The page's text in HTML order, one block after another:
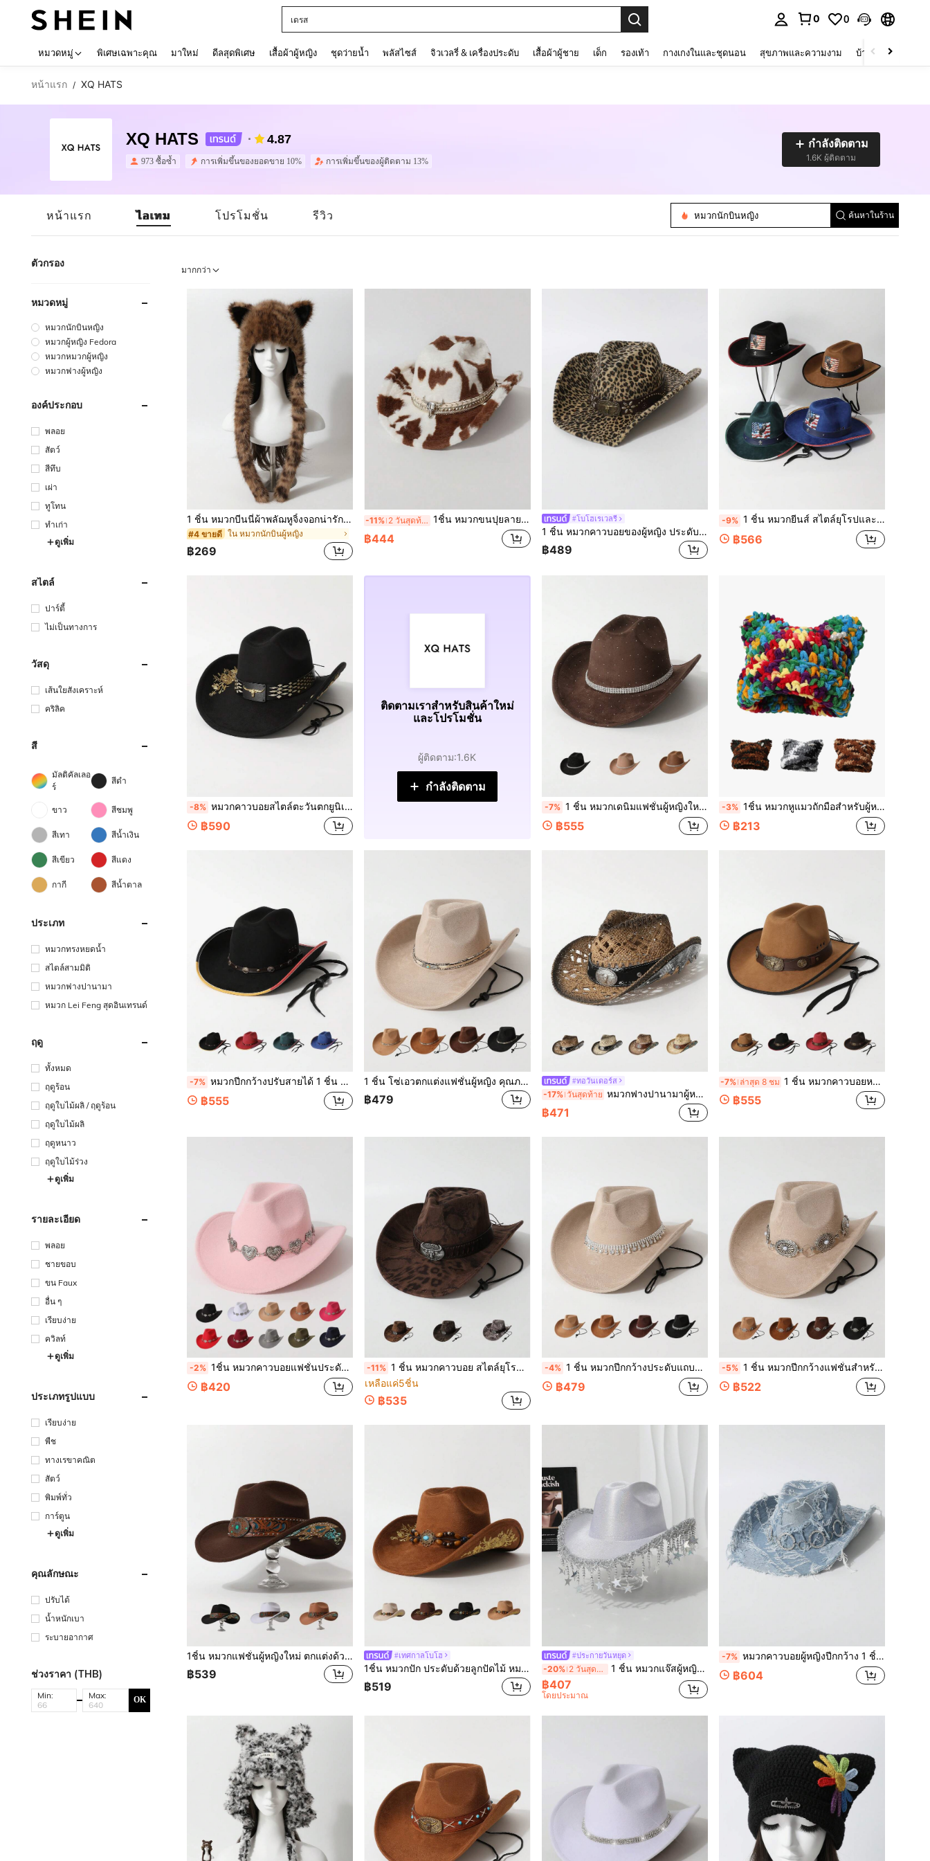
เด็กโต
0 0
หมวดหมู่ พิเศษเฉพาะคุณ มาใหม่ ดีลสุดพิเศษ เสื้อผ้าผู้หญิง ชุดว่ายน้ำ พลัสไซส์ จิวเวลรี่ & เครื่องประดับ เสื้อผ้าผู้ชาย เด็ก รองเท้า กางเกงในและชุดนอน สุขภาพและความงาม บ้านและที่อยู่อาศัย
หน้าแรก / XQ HATS
XQ HATS 4.87
973 ซื้อซ้ำ การเพิ่มขึ้นของยอดขาย 10% การเพิ่มขึ้นของผู้ติดตาม 13%
กำลังติดตาม
1.6K ผู้ติดตาม
หน้าแรก ไอเทม โปรโมชั่น รีวิว หมวกนักบินหญิง ค้นหาในร้าน
ตัวกรอง
หมวดหมู่
หมวกนักบินหญิง
หมวกผู้หญิง Fedora
หมวกหมวกผู้หญิง
หมวกฟางผู้หญิง
องค์ประกอบ
พลอย
สัตว์
สีทึบ
เผ่า
ทูโทน
ทำเก่า
ดูเพิ่ม
สไตล์
ปาร์ตี้
ไม่เป็นทางการ
วัสดุ
เส้นใยสังเคราะห์
คริลิค
สี
มัลติคัลเลอ
ร์
สีดำ
ขาว สีชมพู
สีเทา สีน้ำเงิน
สีเขียว สีแดง
กากี สีน้ำตาล
ประเภท
หมวกทรงหยดน้ำ
สไตล์สามมิติ
หมวกฟางปานามา
หมวก Lei Feng สุดอินเทรนด์
ฤดู
ทั้งหมด
ฤดูร้อน
ฤดูใบไม้ผลิ / ฤดูร้อน
ฤดูใบไม้ผลิ
ฤดูหนาว
ฤดูใบไม้ร่วง
ดูเพิ่ม
รายละเอียด
พลอย
ชายขอบ
ขน Faux
อื่น ๆ
เรียบง่าย
ควิลท์
ดูเพิ่ม
ประเภทรูปแบบ
เรียบง่าย
พืช
ทางเรขาคณิต
สัตว์
พิมพ์ทั่ว
การ์ตูน
ดูเพิ่ม
คุณลักษณะ
ปรับได้
น้ำหนักเบา
ระบายอากาศ
ช่วงราคา (THB)
Min: Max: OK
มากกว่า
1 ชิ้น หมวกบีนนี่ผ้าพลัฌหูจิ้งจอกน่ารักทำจากขนสัตว์เทียมสไตล์อนิเมะที่ไม่เหมือนใครสำหรับผู้หญิงฤดูใบไม้ร่วง/ฤดูหนาว, หมวกกันลมให้ความอบอุ่น
#4 ขายดี ใน หมวกนักบินผู้หญิง
฿269
-11% 2 วันสุดท้าย 1ชิ้น หมวกขนปุยลายวัวพิมพ์ลายหนังเทียม ยูนิเซกส์, แฟชั่นขนเฟอร์เทียมฤดูใบไม้ร่วง/ฤดูหนาว หมวกคาวบอยตะวันตกเรียบง่ายอเนกประสงค์ใหม่, เหมาะสำหรับสวมใส่ในชีวิตประจำวัน, ปาร์ตี้, กิจกรรมธีมตะวันตก, งานสังสรรค์, คอสเพลย์, พิธีสำเร็จการศึกษา, งานเลี้ยงสวมหน้ากาก, เทศกาล, งานเลี้ยงวันเกิด, คอนเสิร์ต (เข็มขัดหัววัวถอดออกได้)
฿444
#โบโฮเรเวลรี
1 ชิ้น หมวกคาวบอยของผู้หญิง ประดับลายเสือดาว พื้นหนังเทียม หมวกแจ๊สที่มีความแฟชั่นและอเนกประสงค์ เหมาะสำหรับการแต่งตัวประจำวัน งานตะวันตก งานปาร์ตี้ คอนเสิร์ต ร้านเลานจ์ ฤดูใบไม้ผลิ/ใบไม้ร่วง
฿489
-9% 1 ชิ้น หมวกยีนส์ สไตล์ยุโรปและอเมริกันใหม่ที่ทันสมัยพร้อมตกแต่งเข็มขัดพิมพ์, หมวกกันแดดวัสดุหนังกลับคุณภาพสูงรูปทรงวินเทจตะวันตก ระบายอากาศได้, หมวกปีกกว้างปรับได้ด้วยเชือกที่ทันสมัยและน่าสนใจ, เหมาะสำหรับงานปาร์ตี้, งานธีมตะวันตก, การรวมตัว, การแสดงบทบาท, พิธีรับปริญญา, งานปาร์ตี้ชุด, วันหยุด, งานฉลองวันเกิด, เทศกาลดนตรี, การเดินทาง, การเดินป่า
฿566
-8% หมวกคาวบอยสไตล์ตะวันตกยูนิเซ็กซ์ 1 ชิ้น หนังปักลายหัววัว สไตล์ยุโรปและอเมริกันยอดนิยม แฟชั่นมินิมอลอเนกประสงค์ ทรงแจ๊ส เหมาะสำหรับใส่ประจำวัน งานวันเกิด งานสังสรรค์ อีเวนต์ธีมตะวันตก และเทศกาลดนตรี
฿590
ติดตามเราสำหรับสินค้าใหม่
และโปรโมชั่น
ผู้ติดตาม:1.6K
กำลังติดตาม
-7% 1 ชิ้น หมวกเดนิมแฟชั่นผู้หญิงใหม่ ประดับโซ่เพชรพลอยรูปดาว, หมวกกันแดดวัสดุหนังกลับคุณภาพสูงทรงวินเทจตะวันตก, หมวกปีกกว้างแฟชั่นส่วนตัวเท่แปลกใหม่น่าสนใจ, เหมาะสำหรับงานปาร์ตี้, งานธีมตะวันตก, การรวมตัว, การแสดงบทบาท, พิธีจบการศึกษา, งานปาร์ตี้ชุด, เทศกาล, งานฉลองวันเกิด, เทศกาลดนตรี, การเดินทาง, การเดินป่า
฿555
-3% 1ชิ้น หมวกหูแมวถักมือสำหรับผู้หญิง หมวกบีนนี่สีบล็อกหนา พร้อมเข็มกลัดมุกและ พลอยเทียม ที่ถอดได้ แฟชั่นอเนกประสงค์สำหรับฤดูใบไม้ร่วงและฤดูหนาว
฿213
-7% หมวกปีกกว้างปรับสายได้ 1 ชิ้น ยูนิเซ็กซ์ แฟชั่นใหม่ แต่งหมุด เจาะรู ระบายอากาศได้ ผ้าเดนิม ทรงคาวบอยวินเทจ วัสดุหนังกลับเกรดพรีเมียม กันลม เหมาะสำหรับปาร์ตี้ งานธีมคาวบอย งานสังสรรค์ คอสเพลย์ พิธีรับปริญญา ปาร์ตี้แฟนซี เทศกาล ฉลองวันเกิด เทศกาลดนตรี และใส่เดินทางเดินป่า
฿555
1 ชิ้น โซ่เอวตกแต่งแฟชั่นผู้หญิง คุณภาพสูง สไตล์คาวบอย ยุโรปและอเมริกันตะวันตก หมวกเฟโดราแฟชั่นมินิมอล ยูนิเซ็กซ์ เหมาะสำหรับใส่ประจำวัน งานปาร์ตี้ งานธีมตะวันตก งานรวมตัว คอสเพลย์ พิธีรับปริญญา งานเต้นรำหน้ากาก เทศกาล งานฉลองวันเกิด เทศกาลดนตรี การเดินป่า
฿479
#ทอวันเดอร์ส
-17% วันสุดท้าย หมวกฟางปานามาผู้หญิง 1 ชิ้น แต่งขอบด้วยหนังวัวและแพตช์ งานแฮนด์เมดถัก สำหรับฤดูใบไม้ผลิ/ฤดูร้อน สไตล์เฟโดราตะวันตกแบบยุโรปและอเมริกัน หมวกกันแดดแฟชั่นอเนกประสงค์ หมวกขี่ม้า เหมาะสำหรับใส่ประจำวัน เที่ยวชายหาด ไปต่างประเทศ งานธีมคาวบอย เทศกาลดนตรี และฟุตบอลโลก
฿471
-7% ล่าสุด 8 ชม 1 ชิ้น หมวกคาวบอยหนังวัวแฟชั่นยูนิเซ็กซ์ ระบายอากาศได้ เจาะรู รูปทรงวินเทจตะวันตก วัสดุหนังกลับคุณภาพสูง กันลม เชือกปรับได้ หมวกกันแดดแฟชั่นส่วนตัว เท่ แปลกใหม่ น่าสนใจ ปีกกว้าง เหมาะสำหรับงานปาร์ตี้ งานธีมตะวันตก การรวมตัว การแสดงบทบาท พิธีรับปริญญา งานปาร์ตี้ชุด เทศกาล งานฉลองวันเกิด เทศกาลดนตรี การเดินทาง การเดินป่า
฿555
-2% 1ชิ้น หมวกคาวบอยแฟชั่นประดับโซ่รูปหัวใจสำหรับผู้หญิง, หมวกคาวบอยตะวันตกอเนกประสงค์สไตล์มินิมอล, เหมาะสำหรับกิจกรรมกลางแจ้ง, กันลม, บังแดด, การแสดงกลางแจ้งแฟชั่น, ปาร์ตี้, สไตล์มินิมอลอเนกประสงค์สำหรับทุกเพศ
฿420
-11% 1 ชิ้น หมวกคาวบอย สไตล์ยุโรปและอเมริกัน สำหรับผู้หญิง ลายเสือดาวเทียม หนังวัว เข็มขัดแฟชั่นส่วนตัว วินเทจ กันลม เชือก ปีกกว้าง หมวกแจ๊ส สไตล์มินิมอลที่หลากหลาย เหมาะสำหรับสวมใส่ประจำวัน งานปาร์ตี้ งานธีมตะวันตก การรวมตัว คอสเพลย์ พิธีรับปริญญา งานมาสเคอเรด เทศกาล งานฉลองวันเกิด คอนเสิร์ต
เหลือแค่5ชิ้น
฿535
-4% 1 ชิ้น หมวกปีกกว้างประดับแถบหมวก พลอยเทียม กันลมคุณภาพสูงสำหรับผู้หญิง, สไตล์คาวเกิร์ลตะวันตก, Fedora มินิมอลแฟชั่น, เหมาะสำหรับสวมใส่ในชีวิตประจำวัน, งานปาร์ตี้, กิจกรรมธีมตะวันตก, การสังสรรค์, คอสเพลย์, พิธีสำเร็จการศึกษา, งานเลี้ยงสวมหน้ากาก, วันหยุด, งานเลี้ยงวันเกิด, คอนเสิร์ต
฿479
-5% 1 ชิ้น หมวกปีกกว้างแฟชั่นสำหรับผู้หญิง ตกแต่งโซ่ คุณภาพสูง สไตล์คาวบอยตะวันตกแบบยุโรปและอเมริกา หมวกแจ๊สอเนกประสงค์มินิมอล เหมาะสำหรับใส่ในชีวิตประจำวัน, ปาร์ตี้, งานอีเวนต์ธีมตะวันตก, คอสเพลย์, เทศกาลดนตรี, ชายหาด, ท่องเที่ยว
฿522
1ชิ้น หมวกแฟชั่นผู้หญิงใหม่ ตกแต่งด้วยหมุดและปักขอบ, สไตล์คาวบอยตะวันตกยุโรปและอเมริกา, แจ๊ส, เหมาะสำหรับงานปาร์ตี้, งานธีมตะวันตก, การรวมตัว, คอสเพลย์, พิธีรับปริญญา, งานมาสเคอเรด, วันหยุด, การเฉลิมฉลองวันเกิด, เทศกาลดนตรี, การเดินทางและการเดินป่า, งานกีฬา
฿539
#เทศกาลโบโฮ
1ชิ้น หมวกปัก ประดับด้วยลูกปัดไม้ หมวกคาวบอยแบบมินิมอล ใช้ได้หลากหลาย สำหรับสวมใส่ประจำวัน งานวันเกิด งานสังสรรค์ งานธีมตะวันตก เทศกาลดนตรี
฿519
#ประกายวันหยุด
-20% 2 วันสุดท้าย 1 ชิ้น หมวกแจ๊สผู้หญิง ลูกปัดห้าแฉก มีพู่ พร้อมจี้กระพรวน, หมวกคาวบอย เหมาะสำหรับงานปาร์ตี้ งานแต่งงาน การแสดงเวที ใส่ได้ตลอดปี
฿407
โดยประมาณ
-7% หมวกคาวบอยผู้หญิงปีกกว้าง 1 ชิ้น แต่งพลอยเทียมทรงวงกลม สไตล์ยุโรปและอเมริกัน หมวกคาวบอยแฟชั่นมินิมอลอเนกประสงค์ เหมาะสำหรับใส่ประจำวัน ปาร์ตี้ งานธีมตะวันตก งานสังสรรค์ คอสเพลย์ พิธีรับปริญญา งานเต้นรำสวมหน้ากาก เทศกาล ฉลองวันเกิด และคอนเสิร์ต
฿604